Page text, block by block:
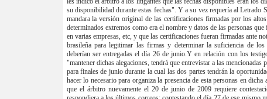
su disponibilidad durante estas fechas". Y a su vez requería al
mandara la versión original de las certificaciones firmadas por los
determinados extremos como era el nombre y datos de las personas
en varias empresas, etc, y que las certificaciones fueran firmadas ante
brasileña para legitimar las firmas y determinar la suficiencia de
deberían ser entregadas el día 26 de junio.Y en relación con los
"mantener dichas alegaciones, tendrá que entrevistar a las
para finales de junio durante la cual las dos partes tendrán la
hacer lo necesario para organiza la presencia de esta personas en
que el árbitro nuevamente el 20 de junio de 2009 requiere